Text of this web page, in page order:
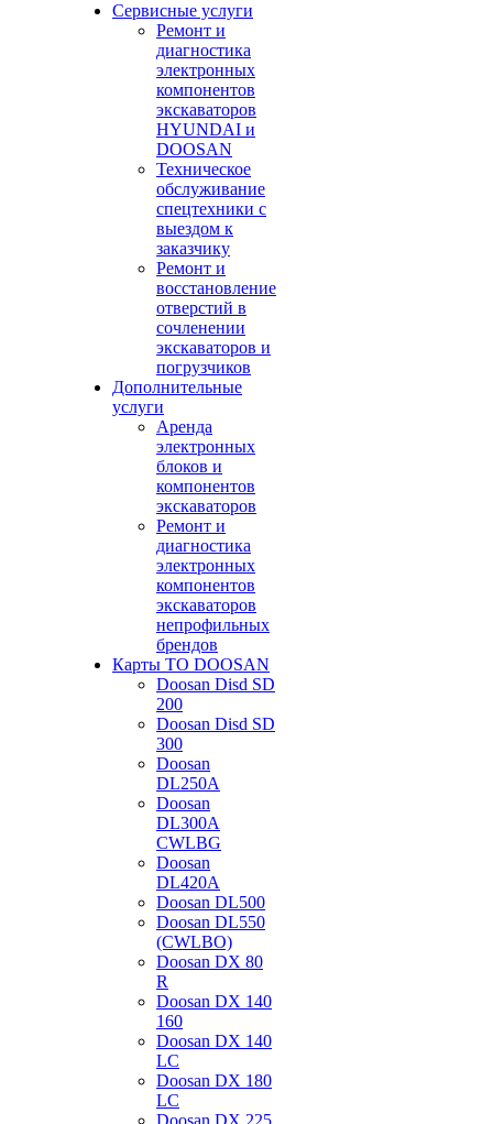
Сервисные услуги
Ремонт и
диагностика
электронных
компонентов
экскаваторов
HYUNDAI и
DOOSAN
Техническое
обслуживание
спецтехники с
выездом к
заказчику
Ремонт и
восстановление
отверстий в
сочленении
экскаваторов и
погрузчиков
Дополнительные
услуги
Аренда
электронных
блоков и
компонентов
экскаваторов
Ремонт и
диагностика
электронных
компонентов
экскаваторов
непрофильных
брендов
Карты ТО DOOSAN
Doosan Disd SD
200
Doosan Disd SD
300
Doosan
DL250A
Doosan
DL300A
CWLBG
Doosan
DL420A
Doosan DL500
Doosan DL550
(CWLBO)
Doosan DX 80
R
Doosan DX 140
160
Doosan DX 140
LC
Doosan DX 180
LC
Doosan DX 225